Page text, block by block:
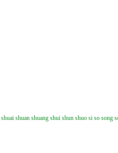
shuai shuan shuang shui shun shuo si so song